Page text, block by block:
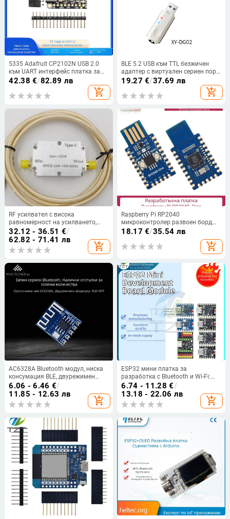
5335 Adafruit CP2102N USB 2.0
към UART интерфейс платка за
оценка
42.38 €/82.89 лв
add_shopping_cart
BLE 5.2 USB към TTL безжичен
адаптер с виртуален сериен порт
– Dongle-02, един към много
19.27 €/37.69 лв
add_shopping_cart
RF усилвател с висока
равномерност на усилването,
диапазон 10 MHz–6 GHz,
усилване 10/20/30/40 dB, за
предаване или приемане на
сигнали
32.12 - 36.51 €/
62.82 - 71.41 лв
add_shopping_cart
Raspberry Pi RP2040
микроконтролер развоен борд
RP2040-One двуядрен процесор
18.17 €/35.54 лв
add_shopping_cart
AC6328A Bluetooth модул, ниска
консумация BLE, двурежимен
прозрачен пренос, Master-Slave
интегриран, ниска цена
6.06 - 6.46 €/
11.85 - 12.63 лв
add_shopping_cart
ESP32 мини платка за
разработка с Bluetooth и Wi-Fi:
SuperMini, ZERO IoT S3, C3, C6, H2
6.74 - 11.28 €/
13.18 - 22.06 лв
add_shopping_cart